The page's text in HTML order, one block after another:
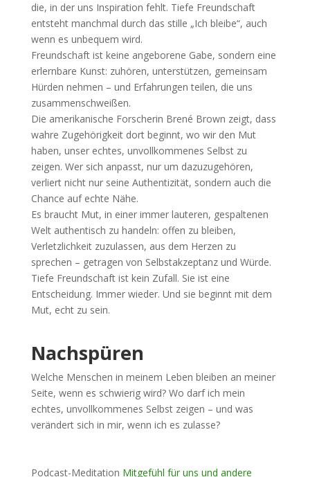
die, in der uns Inspiration fehlt. Tiefe Freundschaft
entsteht manchmal durch das stille „Ich bleibe“, auch
wenn es unbequem wird.
Freundschaft ist keine angeborene Gabe, sondern eine
erlernbare Kunst: zuhören, unterstützen, gemeinsam
Hürden nehmen – und Erfahrungen teilen, die uns
zusammenschweißen.
Die amerikanische Forscherin Brené Brown zeigt, dass
wahre Zugehörigkeit dort beginnt, wo wir den Mut
haben, unser echtes, unvollkommenes Selbst zu
zeigen. Wer sich anpasst, nur um dazuzugehören,
verliert nicht nur seine Authentizität, sondern auch die
Chance auf echte Nähe.
Es braucht Mut, in einer immer lauteren, gespaltenen
Welt authentisch zu handeln: offen zu bleiben,
Verletzlichkeit zuzulassen, aus dem Herzen zu
sprechen – getragen von Selbstakzeptanz und Würde.
Tiefe Freundschaft ist kein Zufall. Sie ist eine
Entscheidung. Immer wieder. Und sie beginnt mit dem
Mut, echt zu sein.
Nachspüren
Welche Menschen in meinem Leben bleiben an meiner
Seite, wenn es schwierig wird? Wo darf ich mein
echtes, unvollkommenes Selbst zeigen – und was
verändert sich in mir, wenn ich es zulasse?
Podcast-Meditation Mitgefühl für uns und andere